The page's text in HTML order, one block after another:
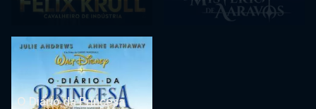
O Diário da Princesa